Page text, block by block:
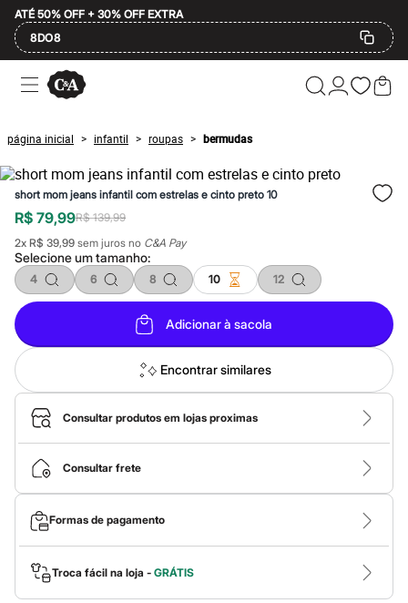
ATÉ 50% OFF + 30% OFF EXTRA
8DO8
Ofertas
Compre por Departamento
Masculino
Infantil
Calçados
Plus Size
2 calçados por R$189
2 peças por R$199
3 lingeries por R$99
3 itens de beleza por R$129
Até 20% off
Até 40% off
Até 60% off
A partir de 60% off
Feminino
Em alta
Inverno
Alfaiataria
Novidades
Roupas
Blusas e Camisetas
Básicos
Calças
Casacos e Jaquetas
Jeans
Macacões
Saias
Shorts e Bermudas
Vestidos
Acessórios
Bolsas
página inicial > infantil > roupas > bermudas
short mom jeans infantil com estrelas e cinto preto 10
R$ 79,99R$ 139,99
2x R$ 39,99 sem juros no C&A Pay
Selecione umtamanho:
4 6 8 10 12
Adicionar à sacola
Encontrar similares
Consultar produtos em lojas proximas
Consultar frete
Formas de pagamento
Troca fácil na loja - GRÁTIS